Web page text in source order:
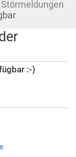
Störmeldungen
:-)